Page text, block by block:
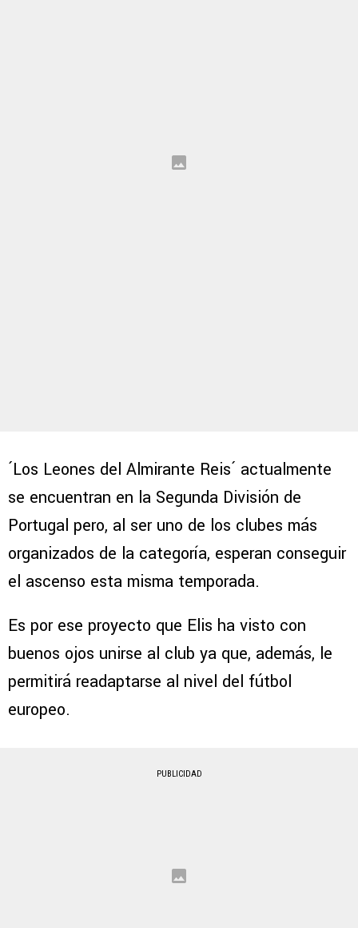
´Los Leones del Almirante Reis´ actualmente
se encuentran en la Segunda División de
Portugal pero, al ser uno de los clubes más
organizados de la categoría, esperan conseguir
el ascenso esta misma temporada.
Es por ese proyecto que Elis ha visto con
buenos ojos unirse al club ya que, además, le
permitirá readaptarse al nivel del fútbol
europeo.
PUBLICIDAD